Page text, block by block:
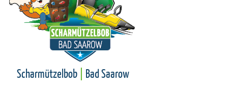
Scharmützelbob Bad Saarow